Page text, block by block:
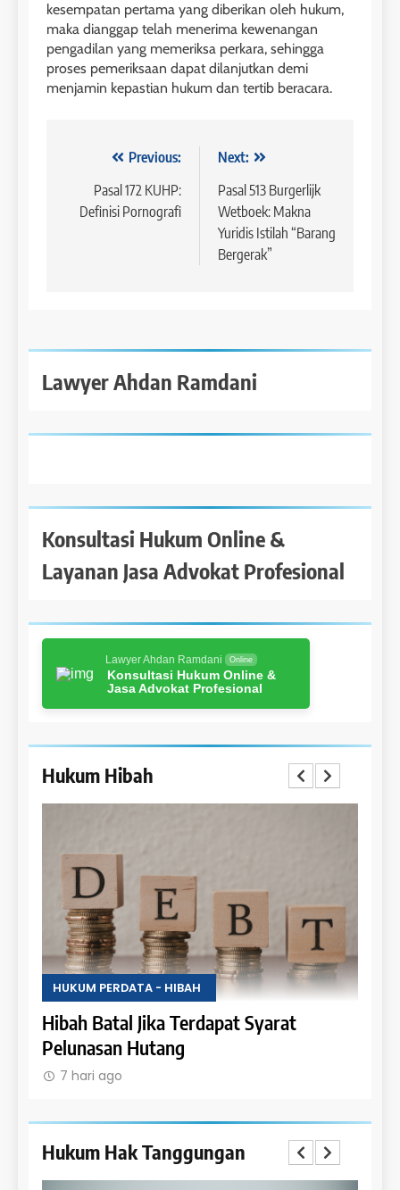
kesempatan pertama yang diberikan oleh hukum,
maka dianggap telah menerima kewenangan
pengadilan yang memeriksa perkara, sehingga
proses pemeriksaan dapat dilanjutkan demi
menjamin kepastian hukum dan tertib beracara.
NavigasiPrevious:
Pasal 172 KUHP:
Definisi Pornografi
Next:
Pasal 513 Burgerlijk
Wetboek: Makna
Yuridis Istilah “Barang
Bergerak”
Lawyer Ahdan Ramdani
Konsultasi Hukum Online &
Layanan Jasa Advokat Profesional
Lawyer Ahdan Ramdani Online
Konsultasi Hukum Online &
Jasa Advokat Profesional
Hukum Hibah
HUKUM PERDATA - HIBAH
Hak Penghibah untuk Menikmati Hasil
Objek Hibah
7 hari ago
Hukum Hak Tanggungan